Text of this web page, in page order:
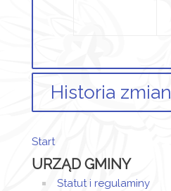
Historia zmian
utworzony.
Start
URZĄD GMINY
Statut i regulaminy